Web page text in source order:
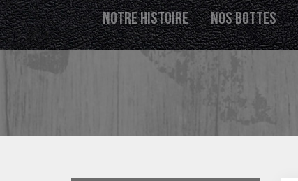
NOTRE HISTOIRE NOS BOTTES